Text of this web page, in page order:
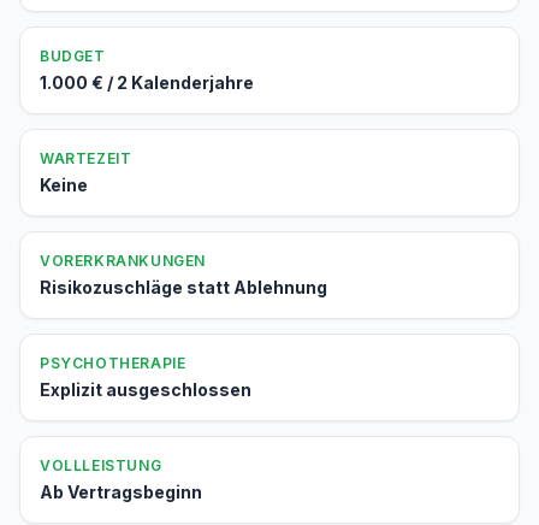
BUDGET
1.000 € / 2 Kalenderjahre
WARTEZEIT
Keine
VORERKRANKUNGEN
Risikozuschläge statt Ablehnung
PSYCHOTHERAPIE
Explizit ausgeschlossen
VOLLLEISTUNG
Ab Vertragsbeginn